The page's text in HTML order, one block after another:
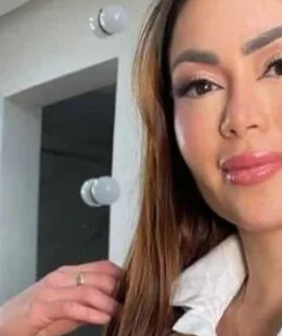
[ 6 de agosto de 2026 ] Cali entra en cuenta
Espriella: máxima seguridad, ley seca y día